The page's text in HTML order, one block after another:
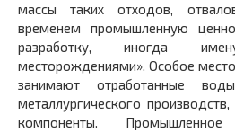
массы таких отходов,
временем промышленную
разработку, иногда
месторождениями». Особое место
занимают отработанные
металлургического
компоненты.